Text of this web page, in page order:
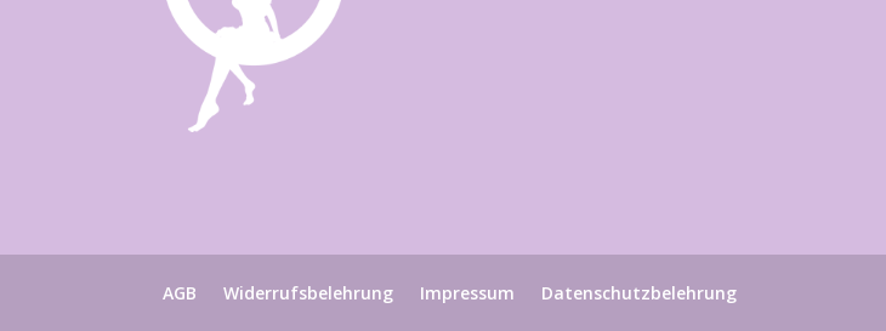
AGB Widerrufsbelehrung Impressum Datenschutzbelehrung